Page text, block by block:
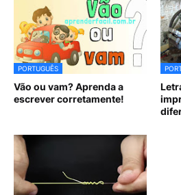
PORTUGUÊS
Vão ou vam? Aprenda a
escrever corretamente!